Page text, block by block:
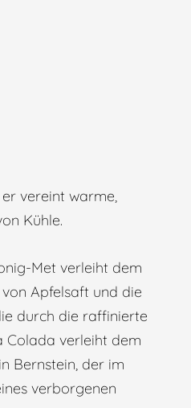
vereint warme,
Kühle.
Met verleiht dem
Apfelsaft und die
durch die raffinierte
Colada verleiht dem
Bernstein, der im
verborgenen